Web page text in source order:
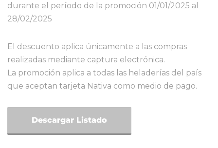
durante el período de la promoción 01/01/2025 al
28/02/2025
El descuento aplica únicamente a las compras
realizadas mediante captura electrónica.
La promoción aplica a todas las heladerías del país
que aceptan tarjeta Nativa como medio de pago.
Descargar Listado